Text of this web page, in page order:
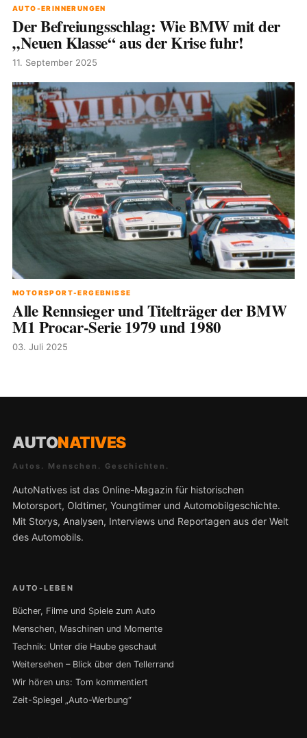
AUTO-ERINNERUNGEN
Der Befreiungsschlag: Wie BMW mit der
„Neuen Klasse“ aus der Krise fuhr!
11. September 2025
MOTORSPORT-ERGEBNISSE
Alle Rennsieger und Titelträger der BMW
M1 Procar-Serie 1979 und 1980
03. Juli 2025
AUTONATIVES
Autos. Menschen. Geschichten.
AutoNatives ist das Online-Magazin für historischen
Motorsport, Oldtimer, Youngtimer und Automobilgeschichte.
Mit Storys, Analysen, Interviews und Reportagen aus der Welt
des Automobils.
AUTO-LEBEN
Bücher, Filme und Spiele zum Auto
Menschen, Maschinen und Momente
Technik: Unter die Haube geschaut
Weitersehen – Blick über den Tellerrand
Wir hören uns: Tom kommentiert
Zeit-Spiegel „Auto-Werbung“